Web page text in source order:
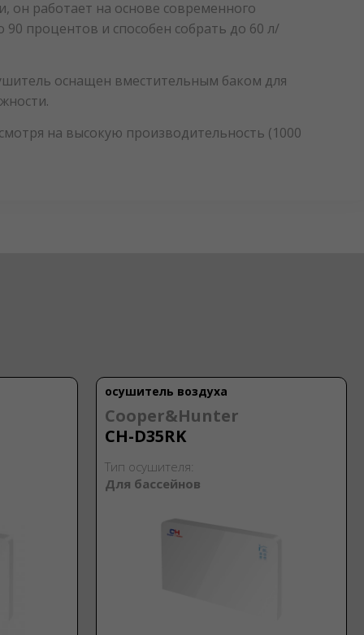
он работает на основе современного
процентов и способен собрать до 60 л/
оснащен вместительным баком для
на высокую производительность (1000
осушитель воздуха
Cooper&Hunter
CH-D35RK
Тип осушителя:
Для бассейнов